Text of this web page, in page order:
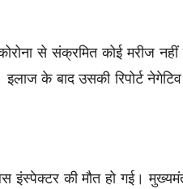
से संक्रमित कोई मरीज
इलाज के बाद उसकी रिपोर्ट
इंस्पेक्टर की मौत हो गई।